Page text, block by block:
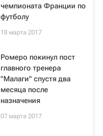
чемпионата Франции по
футболу
18 марта 2017
Ромеро покинул пост
главного тренера
"Малаги" спустя два
месяца после
назначения
07 марта 2017